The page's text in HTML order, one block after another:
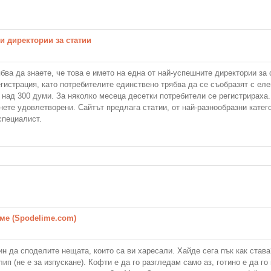
директории за статии
да знаете, че това е името на една от най-успешните директории за
като потребителите единствено трябва да се съобразят с
300 думи. За няколко месеца десетки потребители се
удовлетворени. Сайтът предлага статии, от най-разнообразни
(Spodelime.com)
да споделите нещата, които са ви харесали. Хайде сега пък как
(не е за изпускане). Кофти е да го разгледам само аз, готино е да го